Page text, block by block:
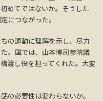
めてではないか。そうした
につながった。
の運動に理解を示し、尽力
。国では、山本博司参院議
渡し役を担ってくれた。大変
の必要性は変わらないか。